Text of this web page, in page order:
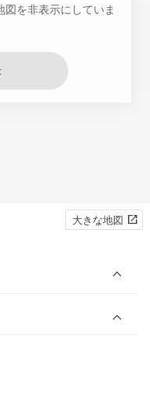
を非表示にしていま
大きな地図